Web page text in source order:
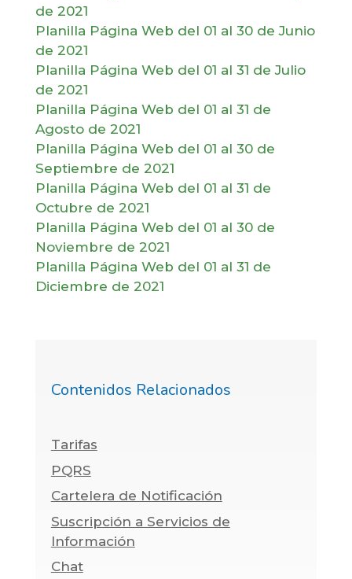
de 2021
Planilla Página Web del 01 al 30 de Junio
de 2021
Planilla Página Web del 01 al 31 de Julio
de 2021
Planilla Página Web del 01 al 31 de
Agosto de 2021
Planilla Página Web del 01 al 30 de
Septiembre de 2021
Planilla Página Web del 01 al 31 de
Octubre de 2021
Planilla Página Web del 01 al 30 de
Noviembre de 2021
Planilla Página Web del 01 al 31 de
Diciembre de 2021
Contenidos Relacionados
Tarifas
PQRS
Cartelera de Notificación
Suscripción a Servicios de
Información
Chat